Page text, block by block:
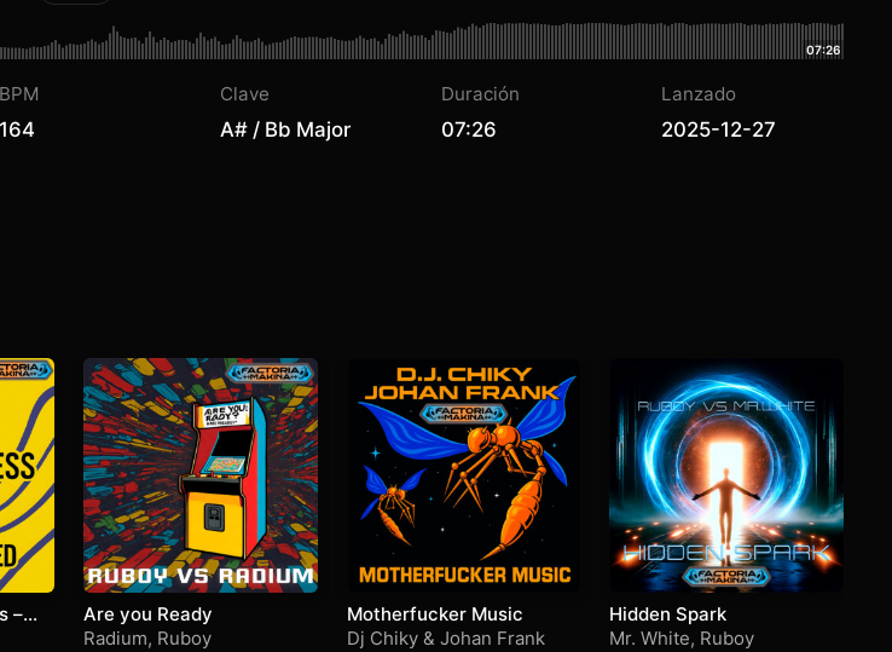
07:26
BPM
164
Clave
A# / Bb Major
Duración
07:26
Lanzado
2025-12-27
–
Are you Ready
Radium, Ruboy
Motherfucker Music
Dj Chiky & Johan Frank
Hidden Spark
Mr. White, Ruboy